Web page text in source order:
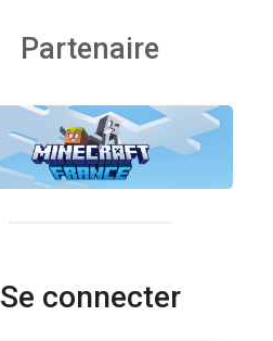
Partenaire
Se connecter